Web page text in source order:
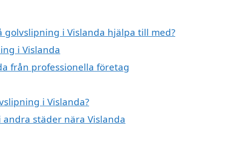
i Vislanda hjälpa till med?
i Vislanda
från professionella företag
i Vislanda?
städer nära Vislanda